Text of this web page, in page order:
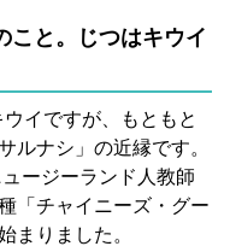
こと。じつはキウイ
イですが、もともと
ルナシ」の近縁です。
ージーランド人教師
「チャイニーズ・グー
まりました。